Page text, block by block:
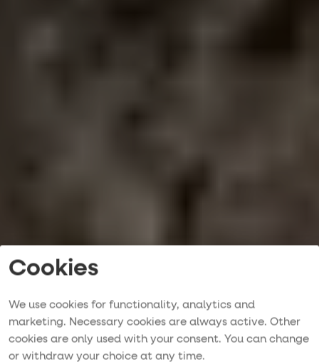
Cookies
We use cookies for functionality, analytics and
marketing. Necessary cookies are always active. Other
cookies are only used with your consent. You can change
or withdraw your choice at any time.
Purjehdi Kreikassa